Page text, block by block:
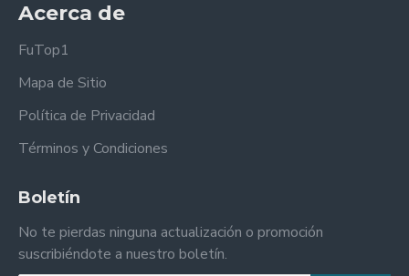
Acerca de
FuTop1
Mapa de Sitio
Política de Privacidad
Términos y Condiciones
Boletín
No te pierdas ninguna actualización o promoción
suscribiéndote a nuestro boletín.